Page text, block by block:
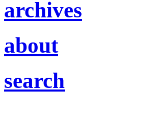
archives
about
search